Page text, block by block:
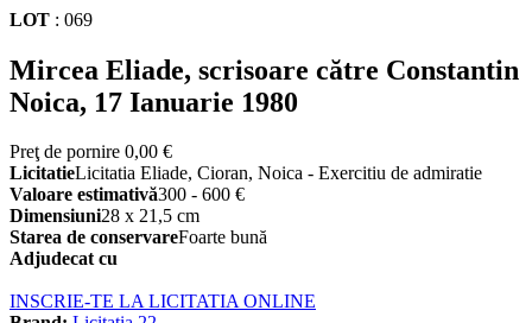
LOT : 069
Mircea Eliade, scrisoare către Constantin
Noica, 17 Ianuarie 1980
Preţ de pornire 0,00 €
LicitatieLicitatia Eliade, Cioran, Noica - Exercitiu de admiratie
Valoare estimativă300 - 600 €
Dimensiuni28 x 21,5 cm
Starea de conservareFoarte bună
Adjudecat cu
INSCRIE-TE LA LICITATIA ONLINE